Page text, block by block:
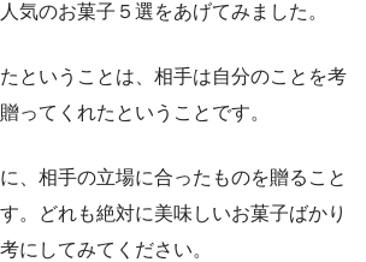
気のお菓子５選をあげてみました。
ということは、相手は自分のことを考
ってくれたということです。
、相手の立場に合ったものを贈ること
。どれも絶対に美味しいお菓子ばかり
にしてみてください。